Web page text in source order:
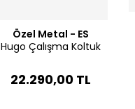
Özel Metal - ES
Hugo Çalışma Koltuk
22.290,00 TL